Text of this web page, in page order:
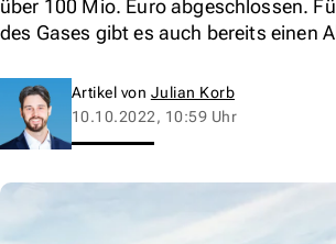
über 100 Mio. Euro abgeschlossen.
des Gases gibt es auch bereits einen
Artikel von Julian Korb
10.10.2022, 10:59 Uhr